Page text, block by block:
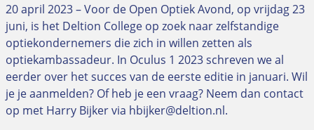
20 april 2023 – Voor de Open Optiek Avond, op vrijdag 23
juni, is het Deltion College op zoek naar zelfstandige
optiekondernemers die zich in willen zetten als
optiekambassadeur. In Oculus 1 2023 schreven we al
eerder over het succes van de eerste editie in januari. Wil
je je aanmelden? Of heb je een vraag? Neem dan contact
op met Harry Bijker via hbijker@deltion.nl.